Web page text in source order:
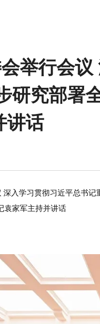
举行会
研究部署
讲话
深入学习贯彻习近平总书记
袁家军主持并讲话